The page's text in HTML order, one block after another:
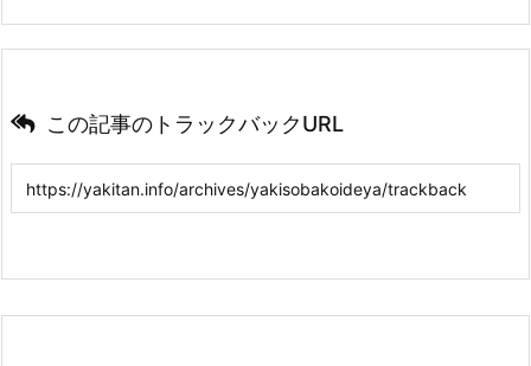
この記事のトラックバックURL